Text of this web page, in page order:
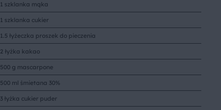
1 szklanka mąka
1 szklanka cukier
1.5 łyżeczka proszek do pieczenia
2 łyżka kakao
500 g mascarpone
500 ml śmietana 30%
3 łyżka cukier puder